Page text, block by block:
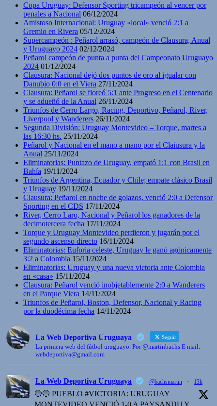
Copa Uruguay: Defensor Sporting tricampeón al vencer por
penales a Nacional 06/12/2024
Amistoso Internacional: Uruguay «local» venció 2:1 a
Gremio en Rivera 05/12/2024
Supercampeón : Peñarol arrasó, campeón de Clausura, Anual
y Uruguayo 2024 02/12/2024
Peñarol campeón de punta a punta del Campeonato Uruguayo
2024 01/12/2024
Clausura: Nacional dejó dos puntos de oro al igualar con
Danubio 0:0 en el Viera 27/11/2024
Clausura: Peñarol se floreó 5:1 ante Progreso en el Centenario
y se adueñó de la Anual 26/11/2024
Triunfos de Cerro Largo, Racing, Deportivo, Peñarol, River,
Liverpool y Wanderers 26/11/2024
Segunda División: Uruguay Montevideo – Torque, martes a
las 16:30 hs. 25/11/2024
Peñarol y Nacional en el mano a mano por el Claiusura y la
Anual 25/11/2024
Eliminatorias: Puntazo de Uruguay, empató 1:1 con Brasil en
Bahía 19/11/2024
Triunfos de Argentina, Ecuador y Chile; empate clásico Brasil
y Uruguay 19/11/2024
Clausura: Peñarol en noche de golazos, venció 2:0 a Defensor
Sporting en el CDS 17/11/2024
River, Cerro Laro, Nacional y Peñarol los ganadores de la
decimotercera fecha 17/11/2024
Torque y Uruguay Montevideo perdieron y jugarán por el
segundo ascenso directo 16/11/2024
Eliminatorias: Euforia celeste, Uruguay le ganó agónicamente
3:2 a Colombia 15/11/2024
Eliminatorias: Uruguay y una nueva victoria ante Colombia
en «casa» 15/11/2024
Clausura: Peñarol venció inobjetablemente 2:0 a Wanderers
en el Parque Viera 14/11/2024
Triunfos de Peñarol, Boston, Defensor, Nacional y Racing
por la duodécima fecha 14/11/2024
La Web Deportiva Uruguaya Seguir
La primera web del fútbol uruguayo. Por @martinbachs E mail:
webdeportiva@gmail.com
La Web Deportiva Uruguaya @bachsmartin · 13h
🔵🔵 PUEBLO #VICTORIA: URUGUAY
MONTEVIDEO VENCIÓ 1-0 A PAYSANDU Y